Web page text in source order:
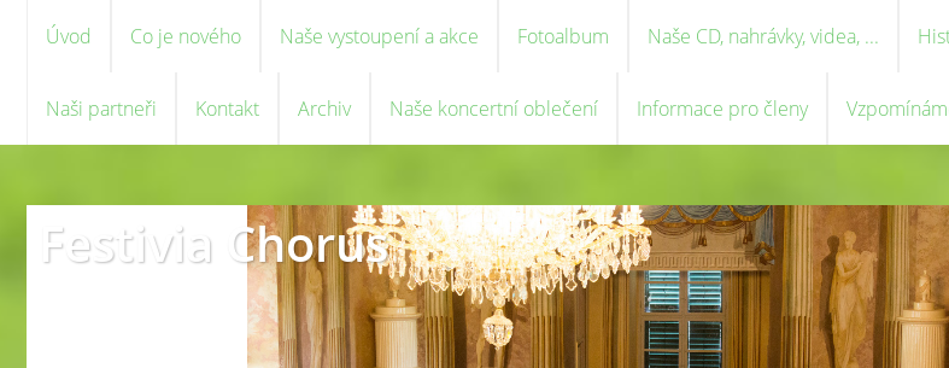
Úvod Co je nového Naše vystoupení a akce Fotoalbum Naše CD, nahrávky, videa, ...
Naši partneři Kontakt Archiv Naše koncertní oblečení Informace pro členy
Festivia Chorus